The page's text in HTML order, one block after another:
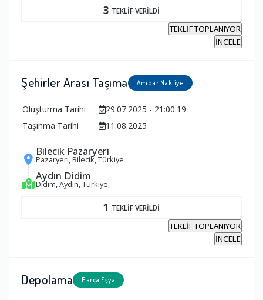
3 TEKLİF VERİLDİ
TEKLİF TOPLANIYOR
İNCELE
Şehirler Arası Taşıma Ambar Nakliye
Oluşturma Tarihi
29.07.2025 - 21:00:19
Taşınma Tarihi
11.08.2025
Bilecik Pazaryeri
Pazaryeri, Bilecik, Türkiye
Aydın Didim
Didim, Aydın, Türkiye
1 TEKLİF VERİLDİ
TEKLİF TOPLANIYOR
İNCELE
Depolama Parça Eşya